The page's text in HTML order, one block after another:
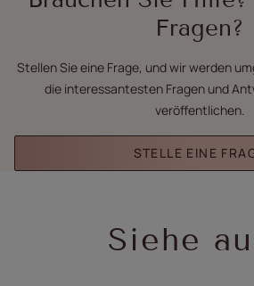
Fragen?
Stellen Sie eine Frage, und wir werden
die interessantesten Fragen und
veröffentlichen.
STELLE EINE
Siehe